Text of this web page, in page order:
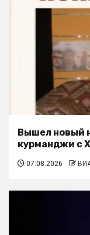
Вышел новый
курманджи с
07.08.2026